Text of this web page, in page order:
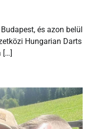
és azon belül
Hungarian Darts
[…]